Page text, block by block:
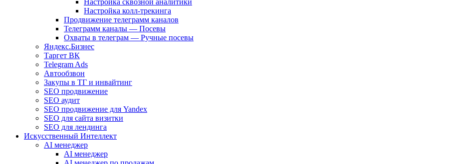
Настройка колл-трекинга
Продвижение телеграмм каналов
Телеграмм каналы — Посевы
Охваты в телеграм — Ручные посевы
Яндекс.Бизнес
Таргет ВК
Telegram Ads
Автообзвон
Закупы в ТГ и инвайтинг
SEO продвижение
SEO аудит
SEO продвижение для Yandex
SEO для сайта визитки
SEO для лендинга
Искусственный Интеллект
AI менеджер
AI менеджер